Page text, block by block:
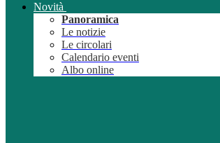
Novità
Panoramica
Le notizie
Le circolari
Calendario eventi
Albo online